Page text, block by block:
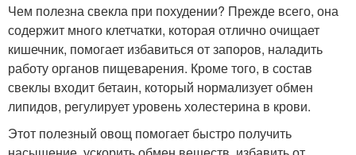
Чем полезна свекла при похудении? Прежде всего, она
содержит много клетчатки, которая отлично очищает
кишечник, помогает избавиться от запоров, наладить
работу органов пищеварения. Кроме того, в состав
свеклы входит бетаин, который нормализует обмен
липидов, регулирует уровень холестерина в крови.
Этот полезный овощ помогает быстро получить